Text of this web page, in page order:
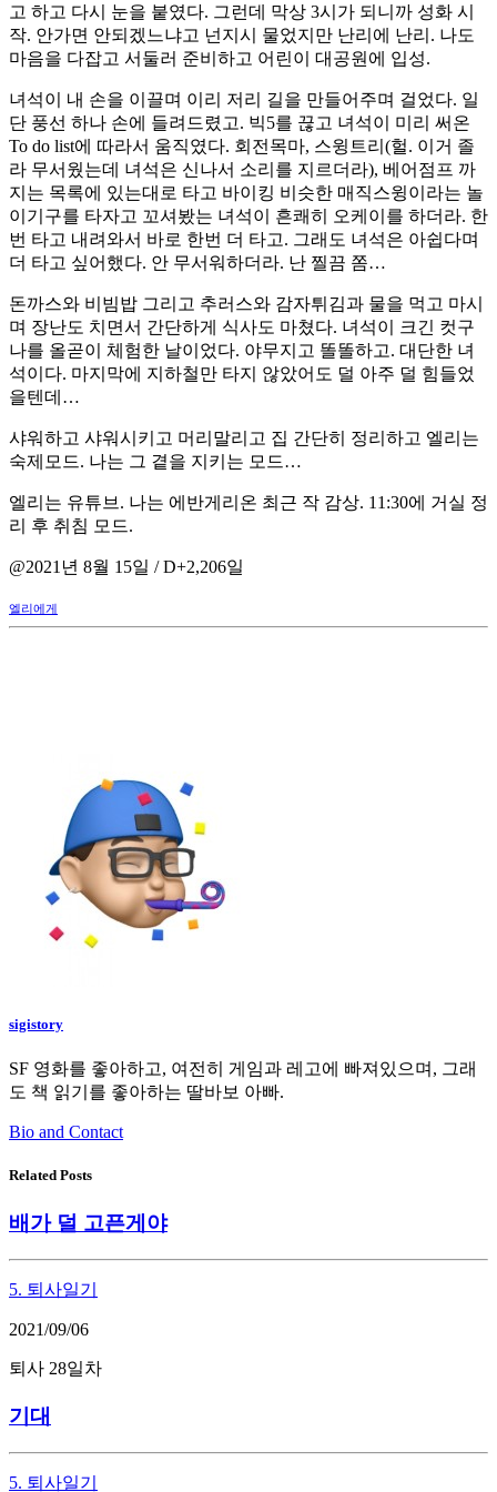
고 하고 다시 눈을 붙였다. 그런데 막상 3시가 되니까 성화 시
작. 안가면 안되겠느냐고 넌지시 물었지만 난리에 난리. 나도
마음을 다잡고 서둘러 준비하고 어린이 대공원에 입성.
녀석이 내 손을 이끌며 이리 저리 길을 만들어주며 걸었다. 일
단 풍선 하나 손에 들려드렸고. 빅5를 끊고 녀석이 미리 써온
To do list에 따라서 움직였다. 회전목마, 스윙트리(헐. 이거 졸
라 무서웠는데 녀석은 신나서 소리를 지르더라), 베어점프 까
지는 목록에 있는대로 타고 바이킹 비슷한 매직스윙이라는 놀
이기구를 타자고 꼬셔봤는 녀석이 흔쾌히 오케이를 하더라. 한
번 타고 내려와서 바로 한번 더 타고. 그래도 녀석은 아쉽다며
더 타고 싶어했다. 안 무서워하더라. 난 찔끔 쫌…
돈까스와 비빔밥 그리고 추러스와 감자튀김과 물을 먹고 마시
며 장난도 치면서 간단하게 식사도 마쳤다. 녀석이 크긴 컷구
나를 올곧이 체험한 날이었다. 야무지고 똘똘하고. 대단한 녀
석이다. 마지막에 지하철만 타지 않았어도 덜 아주 덜 힘들었
을텐데…
샤워하고 샤워시키고 머리말리고 집 간단히 정리하고 엘리는
숙제모드. 나는 그 곁을 지키는 모드…
엘리는 유튜브. 나는 에반게리온 최근 작 감상. 11:30에 거실 정
리 후 취침 모드.
@2021년 8월 15일 / D+2,206일
엘리에게
sigistory
SF 영화를 좋아하고, 여전히 게임과 레고에 빠져있으며, 그래
도 책 읽기를 좋아하는 딸바보 아빠.
Bio and Contact
Related Posts
배가 덜 고픈게야
5. 퇴사일기
2021/09/06
퇴사 28일차
기대
5. 퇴사일기